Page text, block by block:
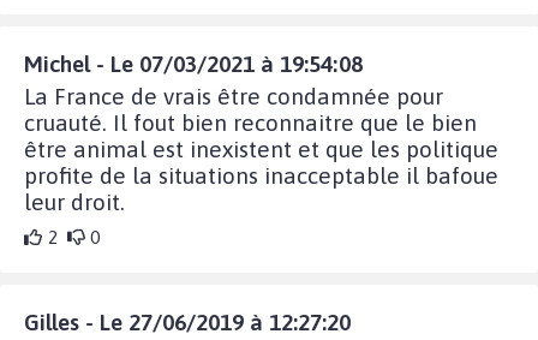
Michel - Le 07/03/2021 à 19:54:08
La France de vrais être condamnée pour
cruauté. Il fout bien reconnaitre que le bien
être animal est inexistent et que les politique
profite de la situations inacceptable il bafoue
leur droit.
2 0
Gilles - Le 27/06/2019 à 12:27:20